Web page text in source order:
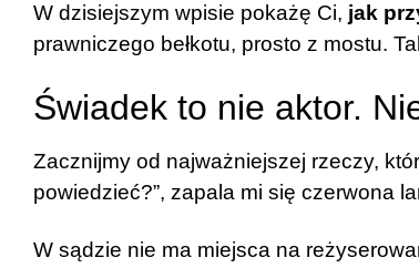
W dzisiejszym wpisie pokażę Ci, jak
prawniczego bełkotu, prosto z mostu.
Świadek to nie aktor.
Zacznijmy od najważniejszej rzeczy,
powiedzieć?”, zapala mi się czerwona
W sądzie nie ma miejsca na